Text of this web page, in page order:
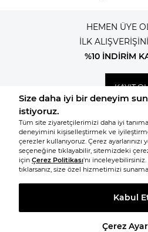
HEMEN ÜYE
İLK
%10 İNDİRİM
KAYIT OL